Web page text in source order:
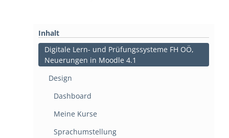
Inhalt
Digitale Lern- und Prüfungssysteme FH OÖ,
Neuerungen in Moodle 4.1
Design
Dashboard
Meine Kurse
Sprachumstellung